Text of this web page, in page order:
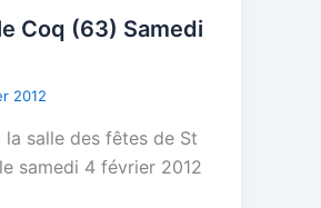
Coq (63) Samedi
2012
salle des fêtes de St
samedi 4 février 2012